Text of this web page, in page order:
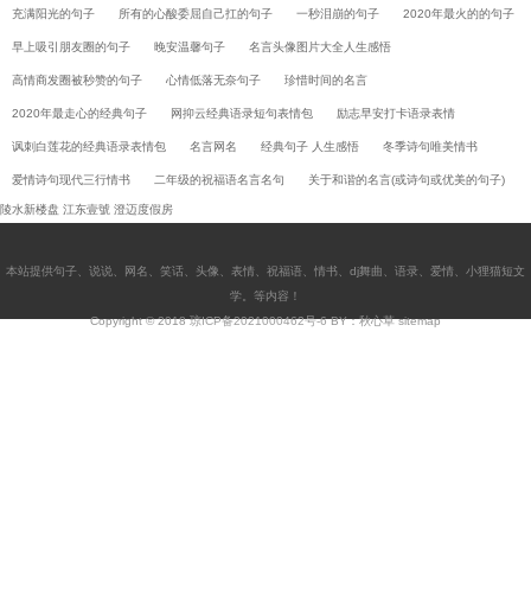
充满阳光的句子 所有的心酸委屈自己扛的句子 一秒泪崩的句子 2020年最火的的句子
早上吸引朋友圈的句子 晚安温馨句子 名言头像图片大全人生感悟
高情商发圈被秒赞的句子 心情低落无奈句子 珍惜时间的名言
2020年最走心的经典句子 网抑云经典语录短句表情包 励志早安打卡语录表情
讽刺白莲花的经典语录表情包 名言网名 经典句子 人生感悟 冬季诗句唯美情书
爱情诗句现代三行情书 二年级的祝福语名言名句 关于和谐的名言(或诗句或优美的句子)
陵水新楼盘 江东壹號 澄迈度假房
本站提供句子 说说 网名 笑话 头像 表情 祝福语 情书 dj舞曲 语录 爱情
小狸猫短文
学 。等内容！
Copyright © 2018琼ICP备2021000462号-6BY：秋心草sitemap